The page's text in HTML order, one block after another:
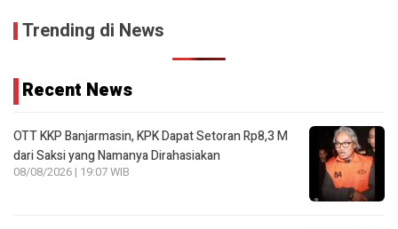
Trending di News
Recent News
OTT KKP Banjarmasin, KPK Dapat Setoran Rp8,3 M
dari Saksi yang Namanya Dirahasiakan
08/08/2026 | 19:07 WIB